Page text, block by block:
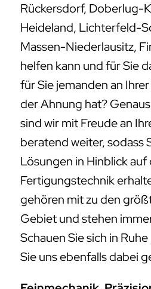
Rückersdorf, Doberlug-
Heideland, Lichterfeld-
Massen-Niederlausitz,
helfen kann und für Sie
für Sie jemanden an
der Ahnung hat?
sind wir mit Freude an
beratend weiter, sodass
Lösungen in Hinblick auf
Fertigungstechnik
gehören mit zu den
Gebiet und stehen
Schauen Sie sich in
Sie uns ebenfalls dabei